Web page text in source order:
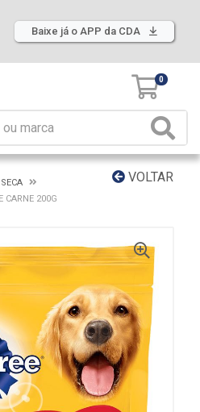
Baixe já o APP da CDA
0
VOLTAR
CARNE 200G